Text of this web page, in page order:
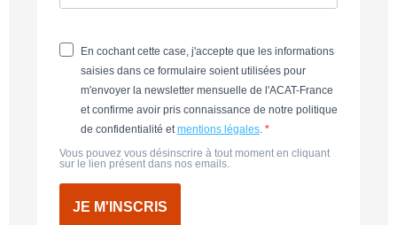
En cochant cette case, j'accepte que les informations
saisies dans ce formulaire soient utilisées pour
m'envoyer la newsletter mensuelle de l'ACAT-France
et confirme avoir pris connaissance de notre politique
de confidentialité etmentions légales.
Vous pouvez vous désinscrire à tout moment en cliquant
sur le lien présent dans nos emails.
JE M'INSCRIS